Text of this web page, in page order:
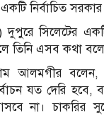
নির্বাচিত
সিলেটের একটি
তিনি এসব কথা
আলমগীর বলেন,
যত দেরি হবে,
না। চাকরির